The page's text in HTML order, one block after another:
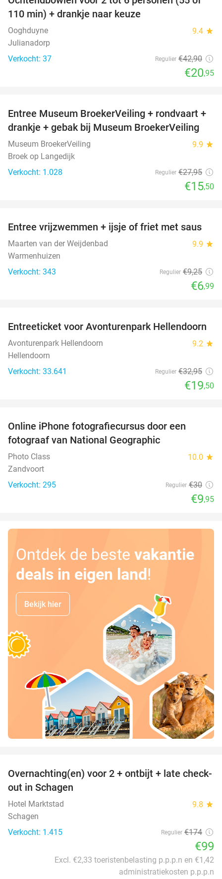
51%
110 min) + drankje naar keuze
Ooghduyne 9.4 star
Julianadorp
Verkocht: 37
Regulier €42,90
€20,95
45%
Entree Museum BroekerVeiling + rondvaart +
drankje + gebak bij Museum BroekerVeiling
Museum BroekerVeiling 9.9 star
Broek op Langedijk
Verkocht: 1.028
Regulier €27,95
€15,50
24%
Entree vrijzwemmen + ijsje of friet met saus
Maarten van der Weijdenbad 9.9 star
Warmenhuizen
Verkocht: 343
Regulier €9,25
€6,99
41%
Entreeticket voor Avonturenpark Hellendoorn
Avonturenpark Hellendoorn 9.2 star
Hellendoorn
Verkocht: 33.641
Regulier €32,95
€19,50
Online iPhone fotografiecursus door een
fotograaf van National Geographic
Photo Class 10.0 star
Zandvoort
Verkocht: 295
Regulier €30
€9,95
Ontdek de beste vakantie
deals in eigen land!
Bekijk hier
43%
Overnachting(en) voor 2 + ontbijt + late check-
out in Schagen
Hotel Marktstad 9.8 star
Schagen
Verkocht: 1.415
Regulier €174
€99
Excl. €2,33 toeristenbelasting p.p.p.n en €1,42
administratiekosten p.p.p.n